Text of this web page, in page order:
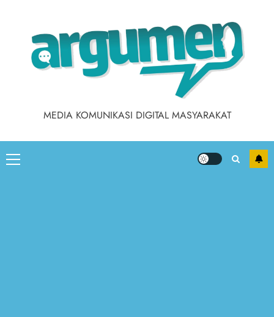
MEDIA KOMUNIKASI DIGITAL MASYARAKAT
Primary